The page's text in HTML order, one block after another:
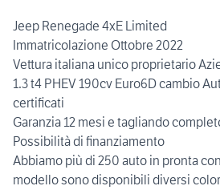
Jeep Renegade 4xE Limited
Immatricolazione Ottobre 2022
Vettura italiana unico proprietario
1.3 t4 PHEV 190cv Euro6D cambio
certificati
Garanzia 12 mesi e tagliando
Possibilità di finanziamento
Abbiamo più di 250 auto in pronta
modello sono disponibili diversi